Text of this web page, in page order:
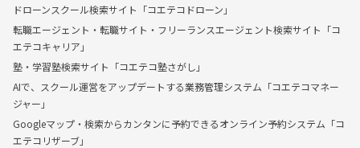
ドローンスクール検索サイト「コエテコドローン」
転職エージェント・転職サイト・フリーランスエージェント検索サイト「コ
エテコキャリア」
塾・学習塾検索サイト「コエテコ塾さがし」
AIで、スクール運営をアップデートする業務管理システム「コエテコマネー
ジャー」
Googleマップ・検索からカンタンに予約できるオンライン予約システム「コ
エテコリザーブ」